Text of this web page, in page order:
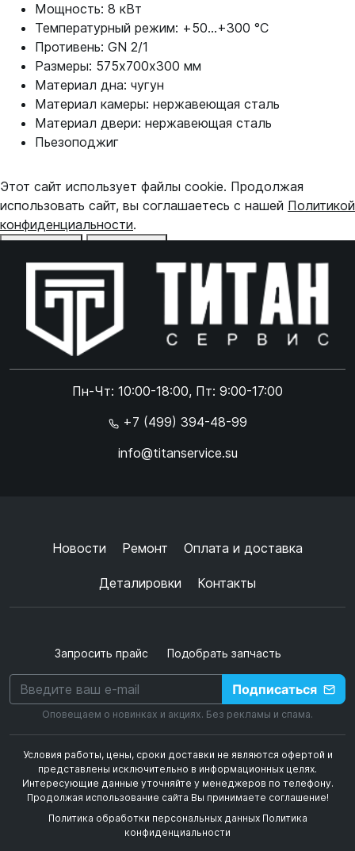
Мощность: 8 кВт
Температурный режим: +50...+300 °С
Противень: GN 2/1
Размеры: 575х700х300 мм
Материал дна: чугун
Материал камеры: нержавеющая сталь
Материал двери: нержавеющая сталь
Пьезоподжиг
Пн-Чт: 10:00-18:00, Пт: 9:00-17:00
+7 (499) 394-48-99
info@titanservice.su
Новости Ремонт Оплата и доставка
Деталировки Контакты
Запросить прайс Подобрать запчасть
Подписаться
Оповещаем о новинках и акциях. Без рекламы и спама.
Условия работы, цены, сроки доставки не являются офертой и
представлены исключительно в информационных целях.
Интересующие данные уточняйте у менеджеров по телефону.
Продолжая использование сайта Вы принимаете соглашение!
Политика обработки персональных данных Политика
конфиденциальности
Этот сайт использует файлы cookie. Продолжая
использовать сайт, вы соглашаетесь с нашей Политикой
конфиденциальности.
Online чат
Online чат